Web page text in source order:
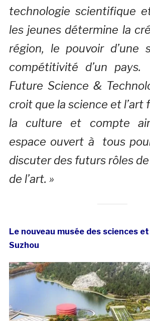
technologie scientifique
les jeunes détermine la
région, le pouvoir d’une
compétitivité d’un
Future Science &
croit que la science et l’art
la culture et compte
espace ouvert à tous
discuter des futurs rôles
de l’art. »
Le nouveau musée des sciences
Suzhou